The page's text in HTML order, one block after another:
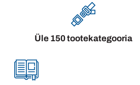
Üle 150 tootekategooria